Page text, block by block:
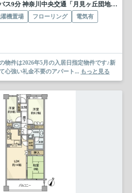
神奈川中央交通「月見ヶ丘団地前」 停歩4分
機置場 フローリング
電気有
物件は2026年5月の入居日指定物件です♪新
心強い礼金不要のアパート... もっと見る